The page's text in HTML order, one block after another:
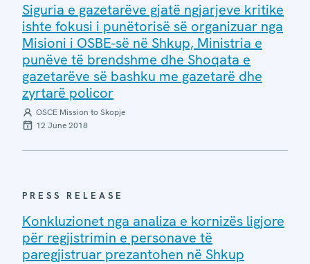
Siguria e gazetarëve gjatë ngjarjeve kritike
ishte fokusi i punëtorisë së organizuar nga
Misioni i OSBE-së në Shkup, Ministria e
punëve të brendshme dhe Shoqata e
gazetarëve së bashku me gazetarë dhe
zyrtarë policor
OSCE Mission to Skopje
12 June 2018
PRESS RELEASE
Konkluzionet nga analiza e kornizës ligjore
për regjistrimin e personave të
paregjistruar prezantohen në Shkup